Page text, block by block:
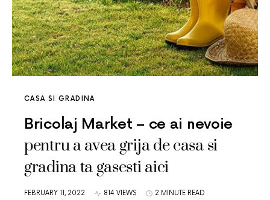
CASA SI GRADINA
Bricolaj Market – ce ai nevoie
pentru a avea grija de casa si
gradina ta gasesti aici
FEBRUARY 11, 2022 814 VIEWS 2 MINUTE READ